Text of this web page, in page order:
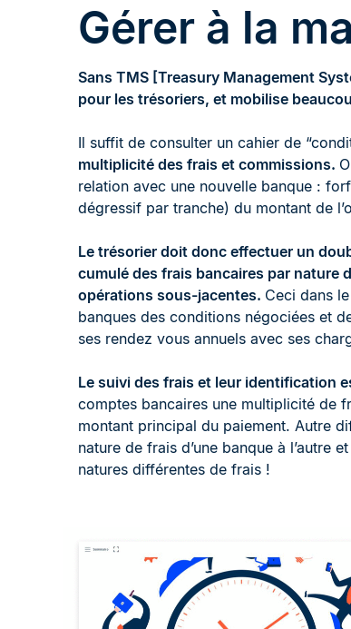
Gérer à la
Sans TMS [Treasury Management
pour les trésoriers, et mobilise
Il suffit de consulter un cahier de
multiplicité des frais et commissions.
relation avec une nouvelle banque :
dégressif par tranche) du montant de
Le trésorier doit donc effectuer un
cumulé des frais bancaires par nature
opérations sous-jacentes. Ceci dans
banques des conditions négociées et
ses rendez vous annuels avec ses
Le suivi des frais et leur identification
comptes bancaires une multiplicité de
montant principal du paiement. Autre
nature de frais d’une banque à l’autre
natures différentes de frais !